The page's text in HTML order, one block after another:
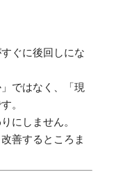
ぐに後回しにな
ではなく、「現
。
にしません。
善するところま